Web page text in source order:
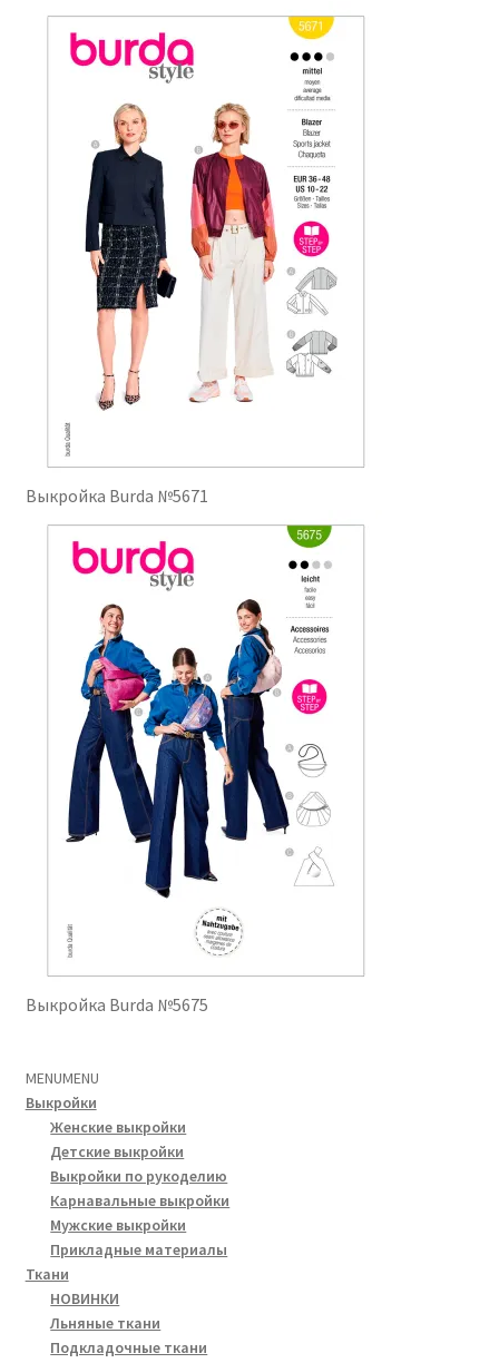
Выкройка Burda №5671
Выкройка Burda №5675
MENUMENU
Выкройки
Женские выкройки
Детские выкройки
Выкройки по рукоделию
Карнавальные выкройки
Мужские выкройки
Прикладные материалы
Ткани
НОВИНКИ
Льняные ткани
Подкладочные ткани